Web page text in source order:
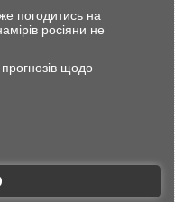
погодитись на
росіяни не
щодо